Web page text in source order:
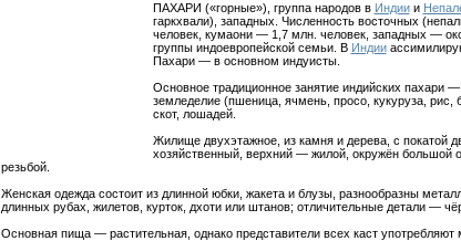
ПАХАРИ («горные»), группа народов в Индиии
гаркхвали), западных. Численность восточных
человек, кумаони — 1,7 млн. человек, западных —
группы индоевропейской семьи. В Индии
Пахари — в основном индуисты.
Основное традиционное занятие индийских пахари
земледелие (пшеница, ячмень, просо, кукуруза,
скот, лошадей.
Жилище двухэтажное, из камня и дерева, с покатой
хозяйственный, верхний — жилой, окружён большой
резьбой.
Женская одежда состоит из длинной юбки, жакета и блузы, разнообразны
длинных рубах, жилетов, курток, дхоти или штанов; отличительные детали —
Основная пища — растительная, однако представители всех каст употребляют